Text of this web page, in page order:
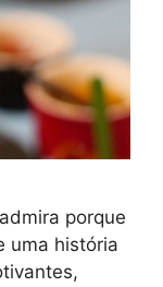
porque
uma história